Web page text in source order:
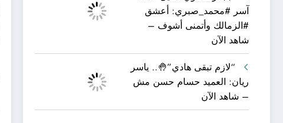
آسر #محمد_صبري: أعشق
#الزمالك وأتمنى أشوف –
شاهد الآن
“لازم تبقى هادي”🤚.. ياسر
ريان: العميد حسام حسن مش
– شاهد الآن